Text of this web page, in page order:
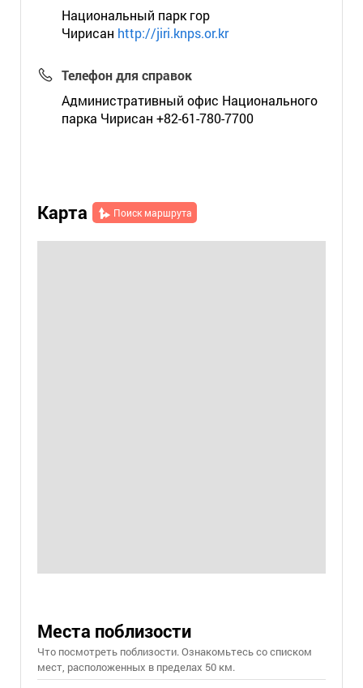
Национальный парк гор
Чирисан http://jiri.knps.or.kr
Телефон для справок
Административный офис Национального
парка Чирисан +82-61-780-7700
Карта Поиск маршрута
Места поблизости
Что посмотреть поблизости. Ознакомьтесь со списком
мест, расположенных в пределах 50 км.